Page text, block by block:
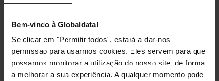
Bem-vindo à Globaldata!
Se clicar em "Permitir todos", estará a dar-nos
permissão para usarmos cookies. Eles servem para que
possamos monitorar a utilização do nosso site, de forma
a melhorar a sua experiência. A qualquer momento pode
inversa na lateral, uma placa de controlo ARGB-PWM de
Com suporte para
, esta caixa
não só é compatível com
um radiador AiO no topo de até